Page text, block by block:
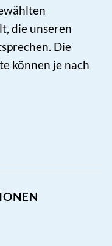
die unseren
Die
können je nach